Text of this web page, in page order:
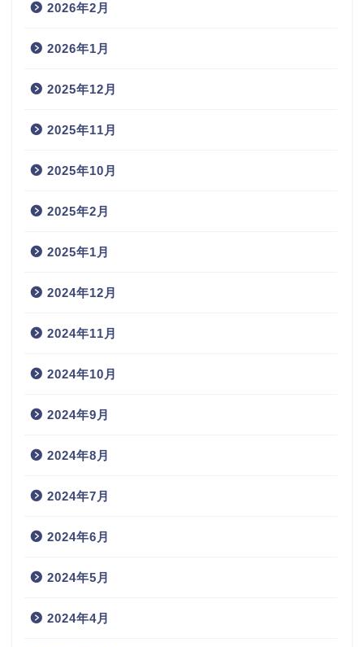
2026年2月
2026年1月
2025年12月
2025年11月
2025年10月
2025年2月
2025年1月
2024年12月
2024年11月
2024年10月
2024年9月
2024年8月
2024年7月
2024年6月
2024年5月
2024年4月